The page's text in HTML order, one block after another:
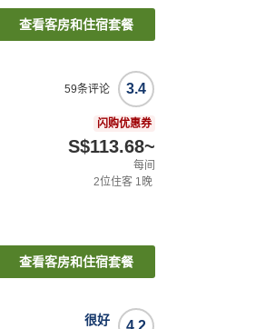
查看客房和住宿套餐
3.4
59条评论
闪购优惠券
S$113.68~
每间
2位住客 1晚
查看客房和住宿套餐
4.2
很好